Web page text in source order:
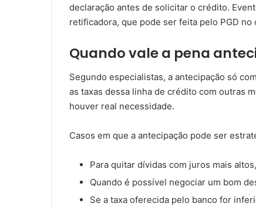
declaração antes de solicitar o crédito.
retificadora, que pode ser feita pelo PGD
Quando vale a pena
Segundo especialistas, a antecipação só
as taxas dessa linha de crédito com outras
houver real necessidade.
Casos em que a antecipação pode ser
Para quitar dívidas com juros mais
Quando é possível negociar um bom
Se a taxa oferecida pelo banco for